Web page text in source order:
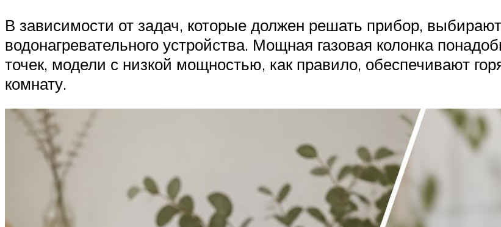
В зависимости от задач, которые должен решать прибор, выбирают
водонагревательного устройства. Мощная газовая колонка
точек, модели с низкой мощностью, как правило, обеспечивают
комнату.